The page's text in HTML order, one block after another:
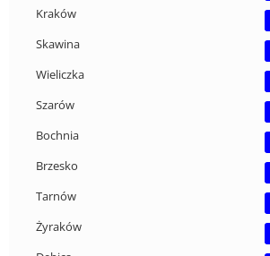
Kraków
Skawina
Wieliczka
Szarów
Bochnia
Brzesko
Tarnów
Żyraków